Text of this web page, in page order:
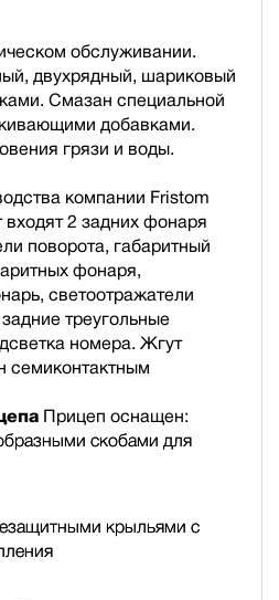
обслуживании.
двухрядный, шариковый
Смазан специальной
добавками.
грязи и воды.
компании Fristom
2 задних фонаря
поворота, габаритный
фонаря,
светоотражатели
треугольные
номера. Жгут
семиконтактным
Прицеп оснащен:
скобами для
крыльями с